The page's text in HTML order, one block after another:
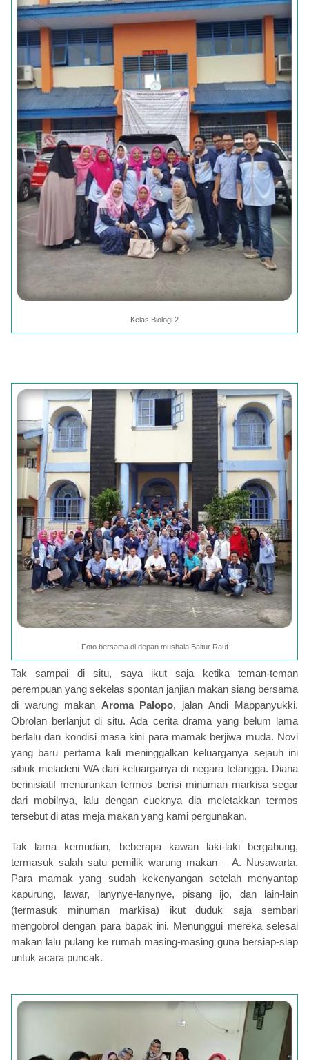
Kelas Biologi 2
Foto bersama di depan mushala Baitur Rauf
Tak sampai di situ, saya ikut saja ketika teman-teman
perempuan yang sekelas spontan janjian makan siang bersama
di warung makan Aroma Palopo, jalan Andi Mappanyukki.
Obrolan berlanjut di situ. Ada cerita drama yang belum lama
berlalu dan kondisi masa kini para mamak berjiwa muda. Novi
yang baru pertama kali meninggalkan keluarganya sejauh ini
sibuk meladeni WA dari keluarganya di negara tetangga. Diana
berinisiatif menurunkan termos berisi minuman markisa segar
dari mobilnya, lalu dengan cueknya dia meletakkan termos
tersebut di atas meja makan yang kami pergunakan.
Tak lama kemudian, beberapa kawan laki-laki bergabung,
termasuk salah satu pemilik warung makan – A. Nusawarta.
Para mamak yang sudah kekenyangan setelah menyantap
kapurung, lawar, lanynye-lanynye, pisang ijo, dan lain-lain
(termasuk minuman markisa) ikut duduk saja sembari
mengobrol dengan para bapak ini. Menunggui mereka selesai
makan lalu pulang ke rumah masing-masing guna bersiap-siap
untuk acara puncak.